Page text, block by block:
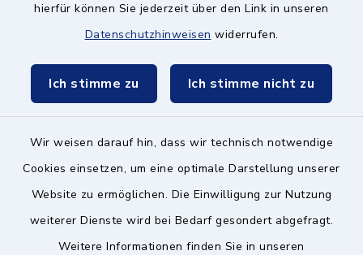
hierfür können Sie jederzeit über den Link in unseren
Datenschutzhinweisen widerrufen.
Ich stimme zu Ich stimme nicht zu
Wir weisen darauf hin, dass wir technisch notwendige
Cookies einsetzen, um eine optimale Darstellung unserer
Website zu ermöglichen. Die Einwilligung zur Nutzung
weiterer Dienste wird bei Bedarf gesondert abgefragt.
Weitere Informationen finden Sie in unseren
Kontakt ins Rathaus
Barrierefreiheit
Impressum
Hinweisgeberschutz